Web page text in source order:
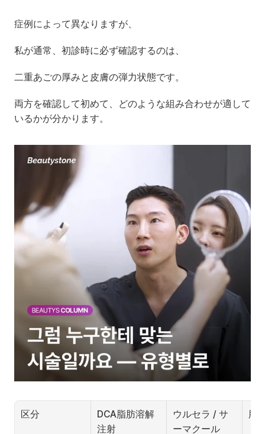
症例によって異なりますが、
私が通常、初診時に必ず確認するのは、
二重あごの厚みと皮膚の弾力状態です。
両方を確認して初めて、どのような組み合わせが適して
いるかが分かります。
区分
DCA脂肪溶解
注射
ウルセラ / サ
ーマクール
脂